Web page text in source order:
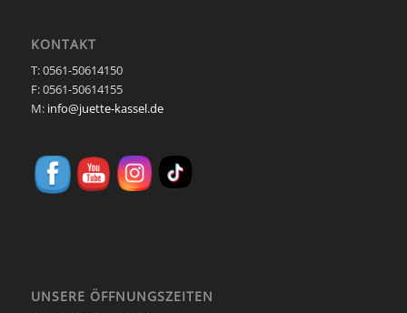
KONTAKT
T: 0561-50614150
F: 0561-50614155
M: info@juette-kassel.de
UNSERE ÖFFNUNGSZEITEN